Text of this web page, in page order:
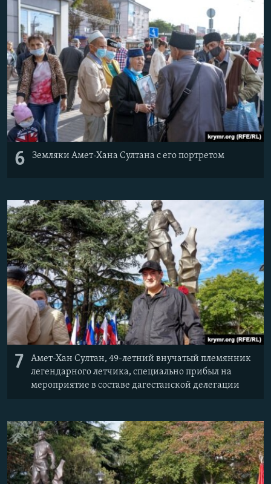
6 Земляки Амет-Хана Султана с его портретом
7
Амет-Хан Султан, 49-летний внучатый племянник
легендарного летчика, специально прибыл на
мероприятие в составе дагестанской делегации